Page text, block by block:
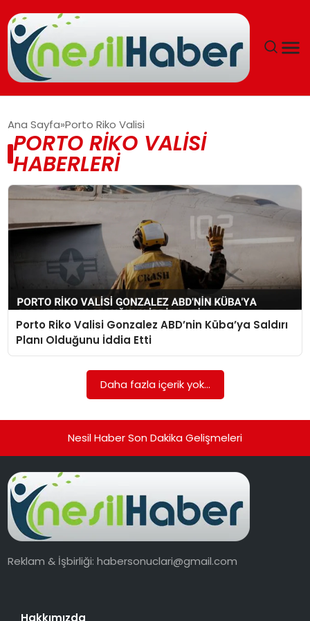
GÜNCEL
YAŞAM
EĞITIM
SOSYAL HABER
EKONOMI
Ana Sayfa Porto Riko Valisi
PORTO RIKO VALISI
HABERLERI
Porto Riko Valisi Gonzalez ABD’nin Küba’ya Saldırı
Planı Olduğunu İddia Etti
Daha fazla içerik yok...
Nesil Haber Son Dakika Gelişmeleri
Reklam & İşbirliği:habersonuclari@gmail.com
Hakkımızda